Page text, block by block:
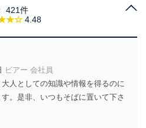
利用・提供に際して、その利
かつ公正な手段によって取
。また、当社が保有している
目的外利用、第三者への提
社においてはこれらの取り組
者等の教育を徹底してまいり
行わないために、適切な管理
4.48
421件
ビアー 会社員
人としての知識や情報を得るのに
。是非、いつもそばに置いて下さ